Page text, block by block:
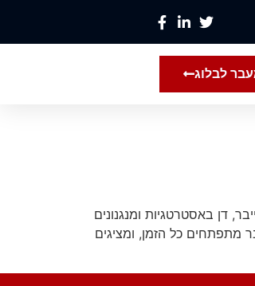
לבלוג
דן באסטרטגיות ומנגנונים
הנוכחיים?' איומי סייבר מתפתחים כל הזמן, ומציגים